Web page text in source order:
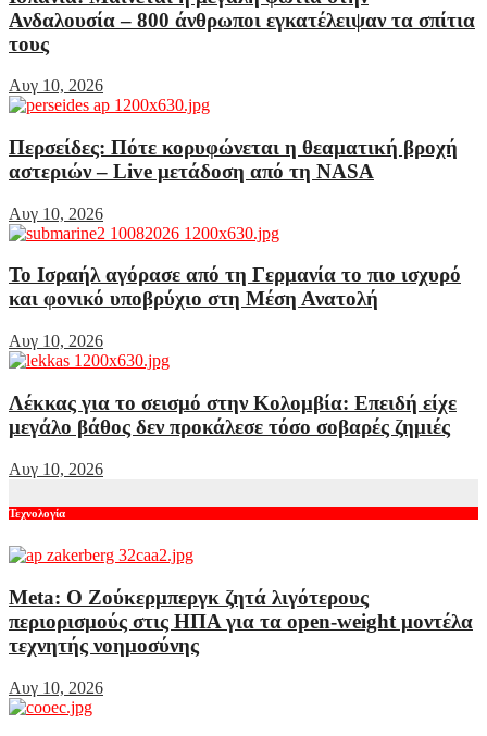
Ανδαλουσία – 800 άνθρωποι εγκατέλειψαν τα σπίτια
τους
Αυγ 10, 2026
Περσείδες: Πότε κορυφώνεται η θεαματική βροχή
αστεριών – Live μετάδοση από τη NASA
Αυγ 10, 2026
Το Ισραήλ αγόρασε από τη Γερμανία το πιο ισχυρό
και φονικό υποβρύχιο στη Μέση Ανατολή
Αυγ 10, 2026
Λέκκας για το σεισμό στην Κολομβία: Επειδή είχε
μεγάλο βάθος δεν προκάλεσε τόσο σοβαρές ζημιές
Αυγ 10, 2026
Τεχνολογία
Meta: Ο Ζούκερμπεργκ ζητά λιγότερους
περιορισμούς στις ΗΠΑ για τα open-weight μοντέλα
τεχνητής νοημοσύνης
Αυγ 10, 2026